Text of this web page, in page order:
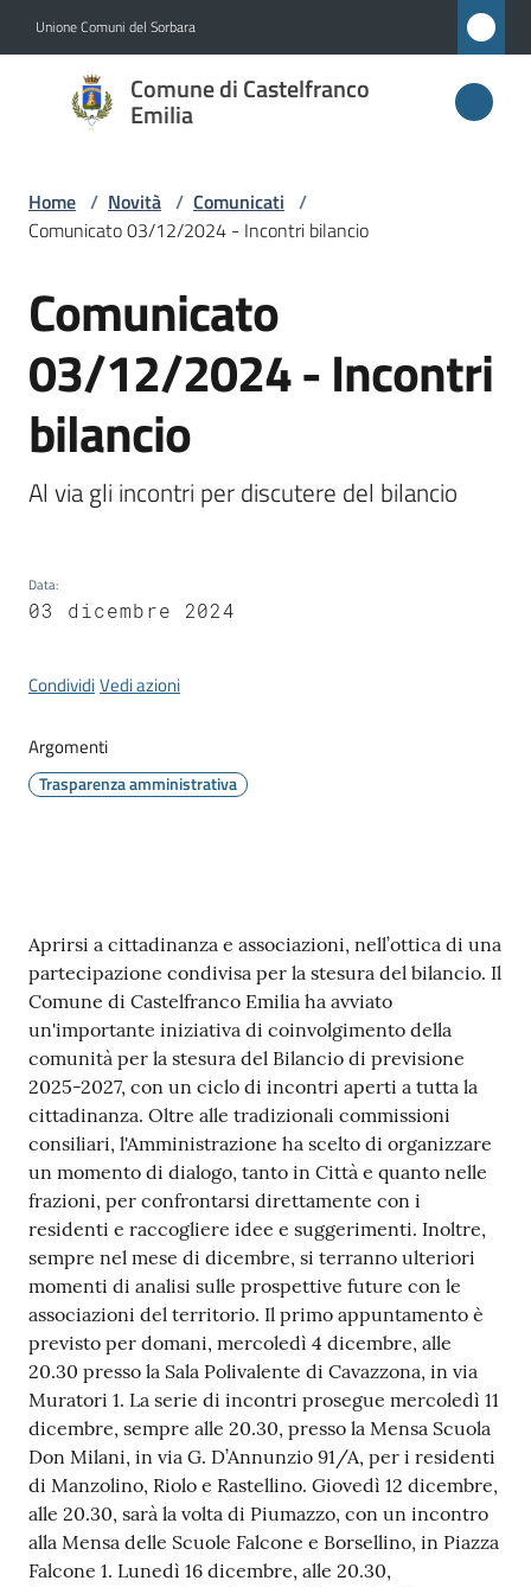
Unione Comuni del Sorbara
Comune di Castelfranco
Emilia
Comune di
Castelfranco
Novità
Menu selezionato
Servizi
Vivere
Castelfranco
Emilia
gli
Home / Novità / Comunicati /
Comunicato 03/12/2024 - Incontri bilancio
Salta al contenuto
Comunicato
03/12/2024 - Incontri
bilancio
Al via gli incontri per discutere del bilancio
Data:
03 dicembre 2024
CondividiVedi azioni
Argomenti
Trasparenza amministrativa
Contenuto
Aprirsi a cittadinanza e associazioni, nell’ottica di una
partecipazione condivisa per la stesura del bilancio. Il
Comune di Castelfranco Emilia ha avviato
un'importante iniziativa di coinvolgimento della
comunità per la stesura del Bilancio di previsione
2025-2027, con un ciclo di incontri aperti a tutta la
cittadinanza. Oltre alle tradizionali commissioni
consiliari, l'Amministrazione ha scelto di organizzare
un momento di dialogo, tanto in Città e quanto nelle
frazioni, per confrontarsi direttamente con i
residenti e raccogliere idee e suggerimenti. Inoltre,
sempre nel mese di dicembre, si terranno ulteriori
momenti di analisi sulle prospettive future con le
associazioni del territorio. Il primo appuntamento è
previsto per domani, mercoledì 4 dicembre, alle
20.30 presso la Sala Polivalente di Cavazzona, in via
Muratori 1. La serie di incontri prosegue mercoledì 11
dicembre, sempre alle 20.30, presso la Mensa Scuola
Don Milani, in via G. D’Annunzio 91/A, per i residenti
di Manzolino, Riolo e Rastellino. Giovedì 12 dicembre,
alle 20.30, sarà la volta di Piumazzo, con un incontro
alla Mensa delle Scuole Falcone e Borsellino, in Piazza
Falcone 1. Lunedì 16 dicembre, alle 20.30,